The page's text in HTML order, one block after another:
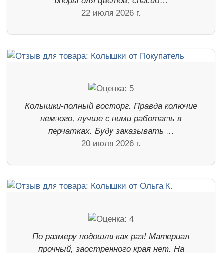
22 июля 2026 г.
Колышки-полный восторг. Правда колючие
немного, лучше с ними работать в
перчатках. Буду заказывать …
20 июля 2026 г.
По размеру подошли как раз! Материал
прочный, заостренного края нет. На